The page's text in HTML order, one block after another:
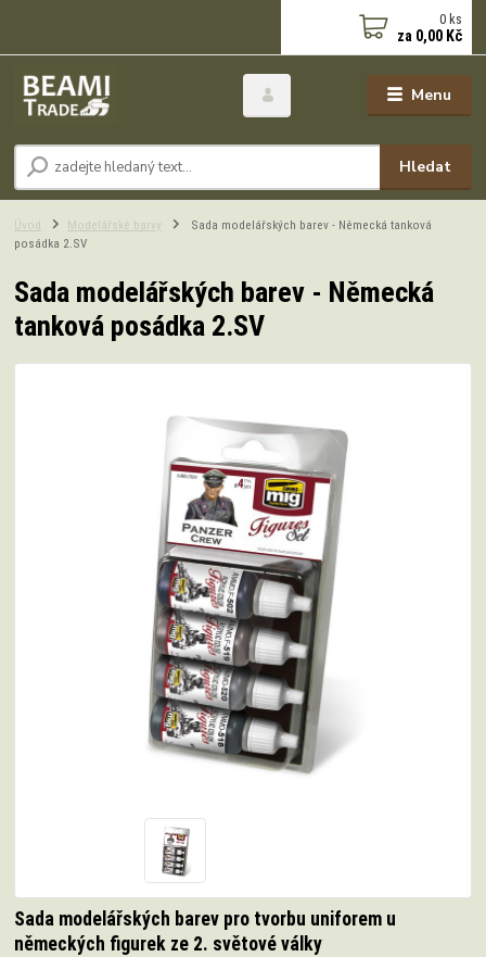
Menu
Hledat
0 ks
za 0,00 Kč
Úvod Modelářské barvy
Sada modelářských barev - Německá tanková
posádka 2.SV
Sada modelářských barev - Německá
tanková posádka 2.SV
Sada modelářských barev pro tvorbu uniforem u
německých figurek ze 2. světové války